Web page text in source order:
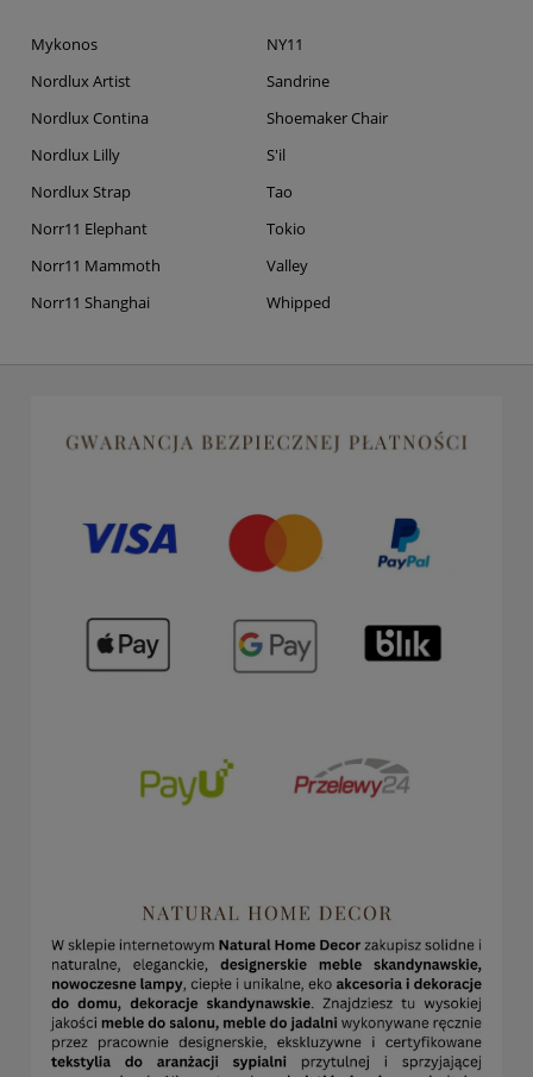
Mykonos
Nordlux Artist
Nordlux Contina
Nordlux Lilly
Nordlux Strap
Norr11 Elephant
Norr11 Mammoth
Norr11 Shanghai
NY11
Sandrine
Shoemaker Chair
S'il
Tao
Tokio
Valley
Whipped